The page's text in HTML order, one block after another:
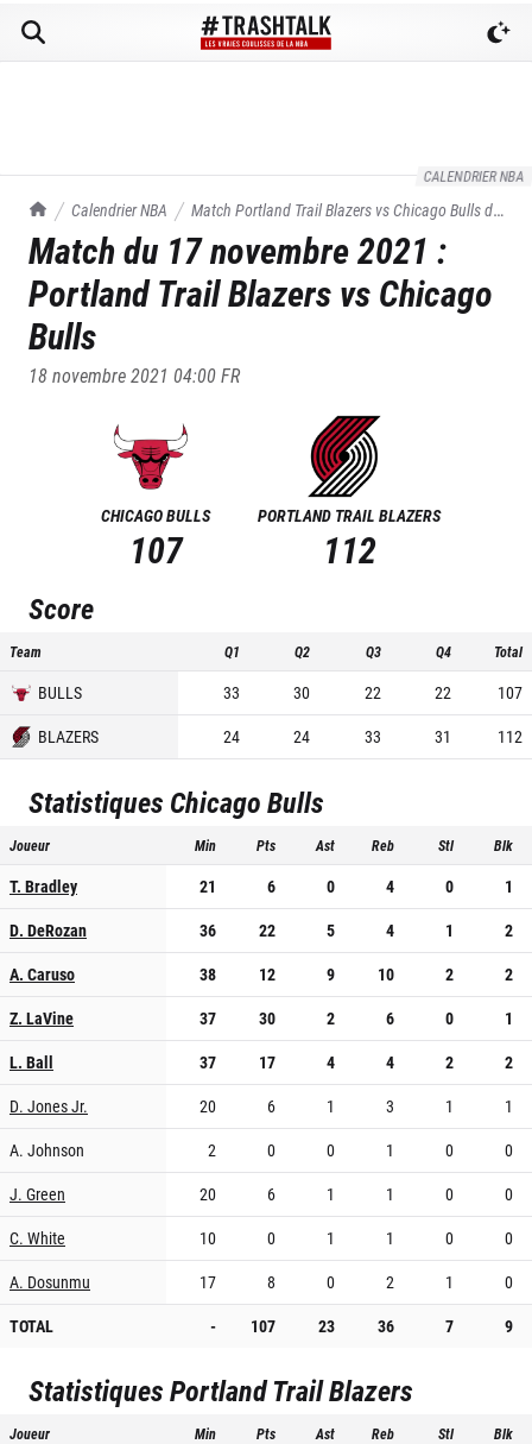
CALENDRIER NBA
TrashTalk Actu NBA
Calendrier NBA Match Portland Trail Blazers vsChicago Bullsdu
17/11/2021
Match du 17 novembre 2021 :
Portland Trail Blazers vs Chicago
Bulls
18 novembre 2021 04:00FR
CHICAGO BULLS
107
PORTLAND TRAIL BLAZERS
112
Score
Team Q1 Q2 Q3 Q4 Total
BULLS 33 30 22 22
107
BLAZERS
24 24 33 31 112
Statistiques Chicago Bulls
Joueur Min Pts Ast Reb Stl Blk
T. Bradley 21 6 0 4 0
1
D. DeRozan
36 22 5 4 1
2
A. Caruso
38 12 9 10 2
2
Z. LaVine
37 30 2 6 0
1
L. Ball
37 17 4 4 2
2
D. Jones Jr.
20 6 1 3 1
1
A. Johnson
2 0 0 1 0
0
J. Green
20 6 1 1 0
0
C. White
10 0 1 1 0
0
A. Dosunmu
17 8 0 2 1
0
TOTAL
- 107 23 36 7 9
StatistiquesPortland Trail Blazers
Joueur Min Pts Ast Reb Stl Blk